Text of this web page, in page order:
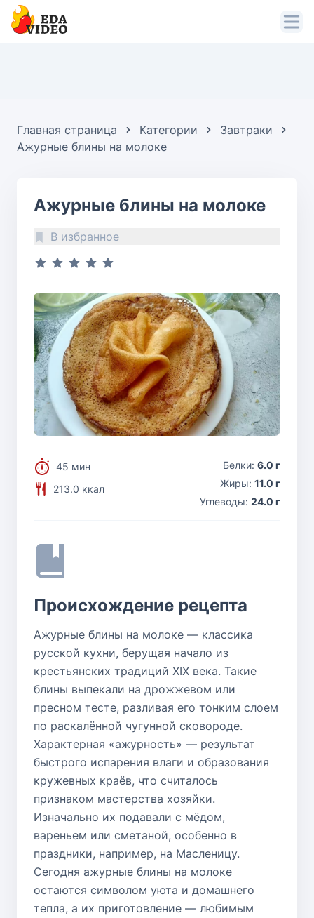
Главная страница Категории
Завтраки
Ажурные блины на молоке
Ажурные блины на молоке
В избранное
45 мин
213.0 ккал
Белки: 6.0 г
Жиры: 11.0 г
Углеводы: 24.0 г
Происхождение рецепта
Ажурные блины на молоке — классика
русской кухни, берущая начало из
крестьянских традиций XIX века. Такие
блины выпекали на дрожжевом или
пресном тесте, разливая его тонким слоем
по раскалённой чугунной сковороде.
Характерная «ажурность» — результат
быстрого испарения влаги и образования
кружевных краёв, что считалось
признаком мастерства хозяйки.
Изначально их подавали с мёдом,
вареньем или сметаной, особенно в
праздники, например, на Масленицу.
Сегодня ажурные блины на молоке
остаются символом уюта и домашнего
тепла, а их приготовление — любимым